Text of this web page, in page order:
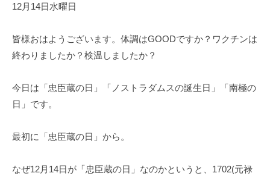
a
s
y
a
メ
ン
12月14日水曜日
皆様おはようございます。体調はGOODですか？ワクチンは
終わりましたか？検温しましたか？
今日は「忠臣蔵の日」「ノストラダムスの誕生日」「南極の
日」です。
最初に「忠臣蔵の日」から。
なぜ12月14日が「忠臣蔵の日」なのかというと、1702(元禄